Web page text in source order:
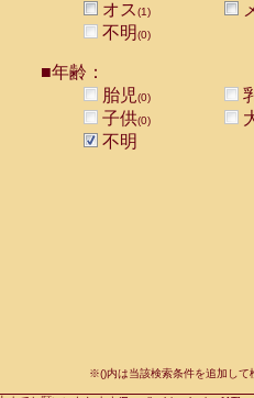
オス(1)
不明(0)
■年齢：
胎児(0)
子供(0)
不明
※()内は当該検索条件を追加して